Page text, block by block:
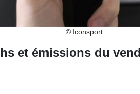
© Iconsport
et émissions du